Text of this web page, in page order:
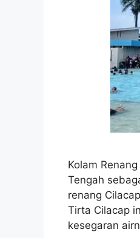
Kolam
Tengah
renang
Tirta Cilacap
kesegaran